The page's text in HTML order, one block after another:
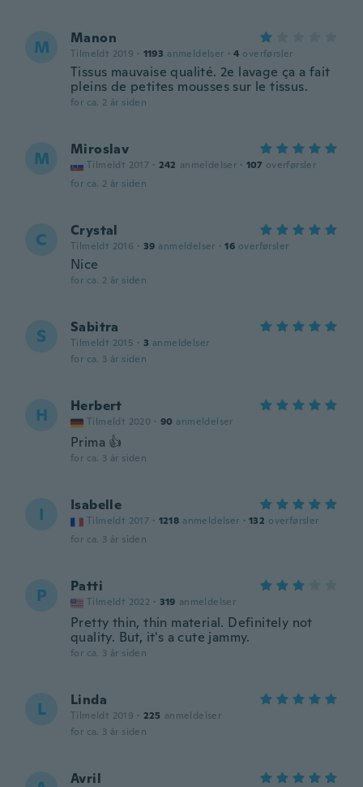
M Manon
Tilmeldt 2019 · 1193 anmeldelser · 4 overførsler
Tissus mauvaise qualité. 2e lavage ça a fait
pleins de petites mousses sur le tissus.
for ca. 2 år siden
M Miroslav
Tilmeldt 2017 · 242 anmeldelser · 107 overførsler
for ca. 2 år siden
C Crystal
Tilmeldt 2016 · 39 anmeldelser · 16 overførsler
Nice
for ca. 2 år siden
S Sabitra
Tilmeldt 2015 · 3 anmeldelser
for ca. 3 år siden
H Herbert
Tilmeldt 2020 · 90 anmeldelser
Prima 👍
for ca. 3 år siden
I Isabelle
Tilmeldt 2017 · 1218 anmeldelser · 132 overførsler
for ca. 3 år siden
P Patti
Tilmeldt 2022 · 319 anmeldelser
Pretty thin, thin material. Definitely not
quality. But, it's a cute jammy.
for ca. 3 år siden
L Linda
Tilmeldt 2019 · 225 anmeldelser
for ca. 3 år siden
Avril